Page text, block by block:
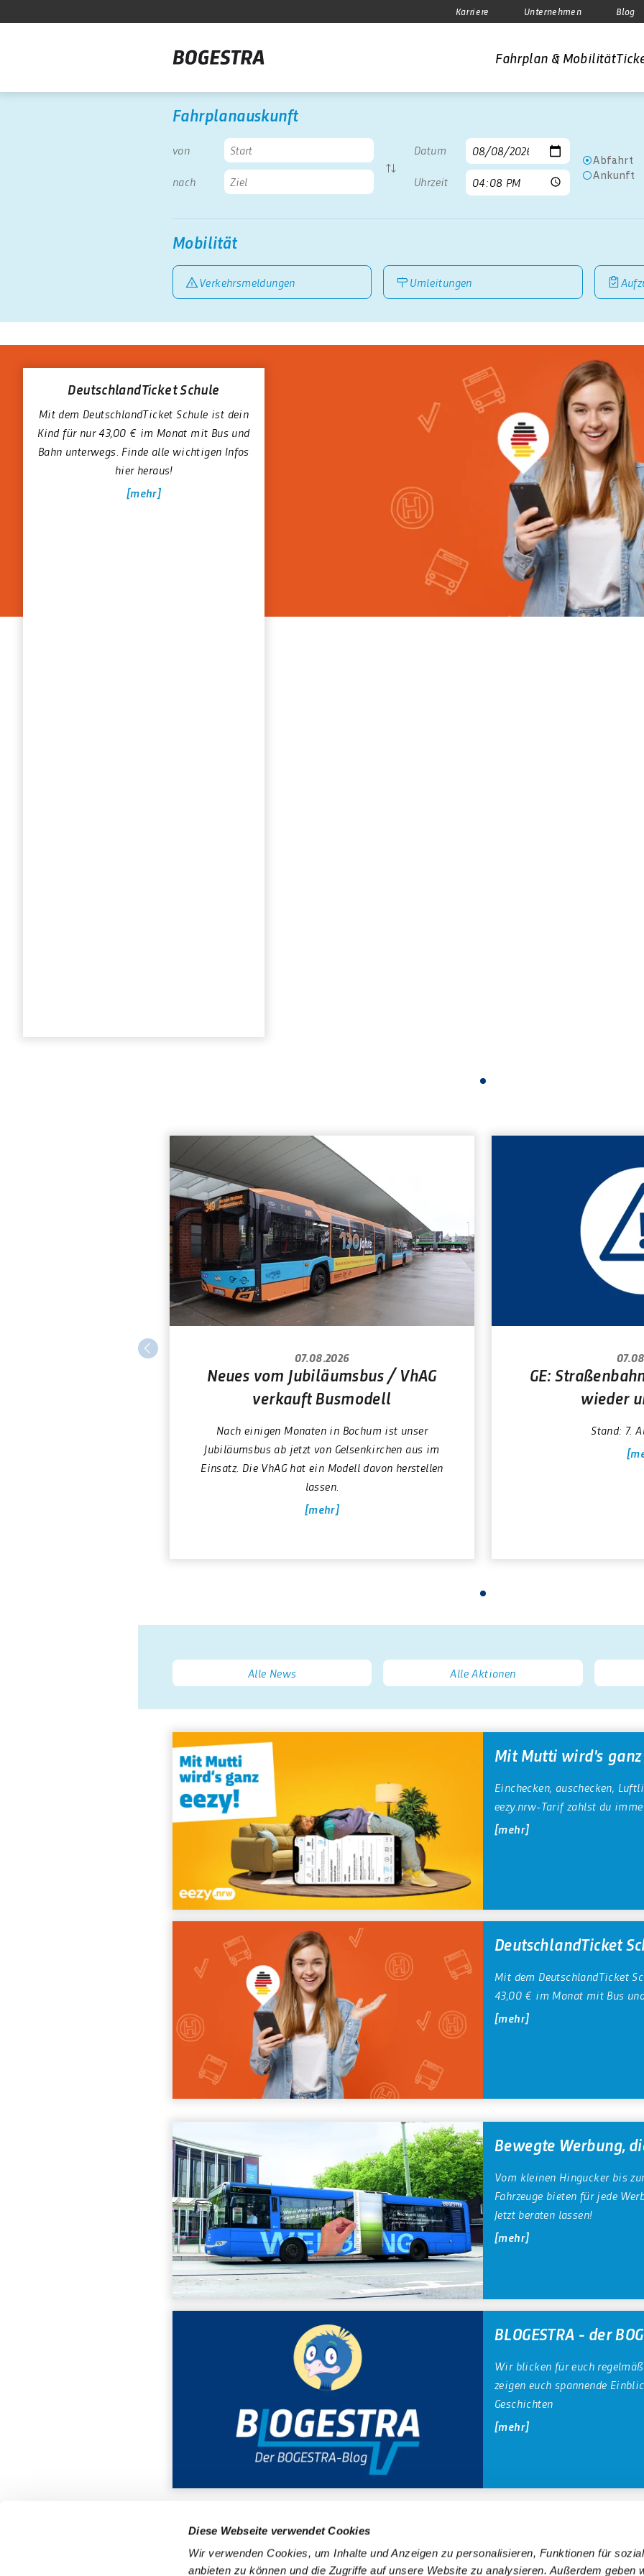
Diese Webseite verwendet Cookies
Wir verwenden Cookies, um Inhalte und Anzeigen zu personalisieren, Funktionen für
anbieten zu können und die Zugriffe auf unsere Website zu analysieren. Außerdem geben
Karriere Unternehmen Blog
Fahrplan & Mobilität
Fahrplanauskunft
von
nach
Datum
Uhrzeit
Abfahrt
Ankunft
Mobilität
Verkehrsmeldungen Umleitungen
DeutschlandTicket Schule
Mit dem DeutschlandTicket Schule ist dein
Kind für nur 43,00 € im Monat mit Bus und
Bahn unterwegs. Finde alle wichtigen Infos
hier heraus!
mehr
07.08.2026
Neues vom Jubiläumsbus / VhAG
verkauft Busmodell
Nach einigen Monaten in Bochum ist unser
Jubiläumsbus ab jetzt von Gelsenkirchen aus im
Einsatz. Die VhAG hat ein Modell davon herstellen
lassen.
mehr
GE:
wieder
Stand: 7.
Alle News Alle Aktionen
Mit Mutti wird's ganz
Einchecken, auschecken,
eezy.nrw-Tarif zahlst du
mehr
DeutschlandTicket
Mit dem DeutschlandTicket
43,00 € im Monat mit Bus
mehr
Bewegte Werbung,
Vom kleinen Hingucker bis
Fahrzeuge bieten für jede
Jetzt beraten lassen!
mehr
BLOGESTRA - der
Wir blicken für euch
zeigen euch spannende
Geschichten
mehr
ServiceNummer 0800 6 50 40 30 (gebührenfrei aus allen deutschen Netzen)